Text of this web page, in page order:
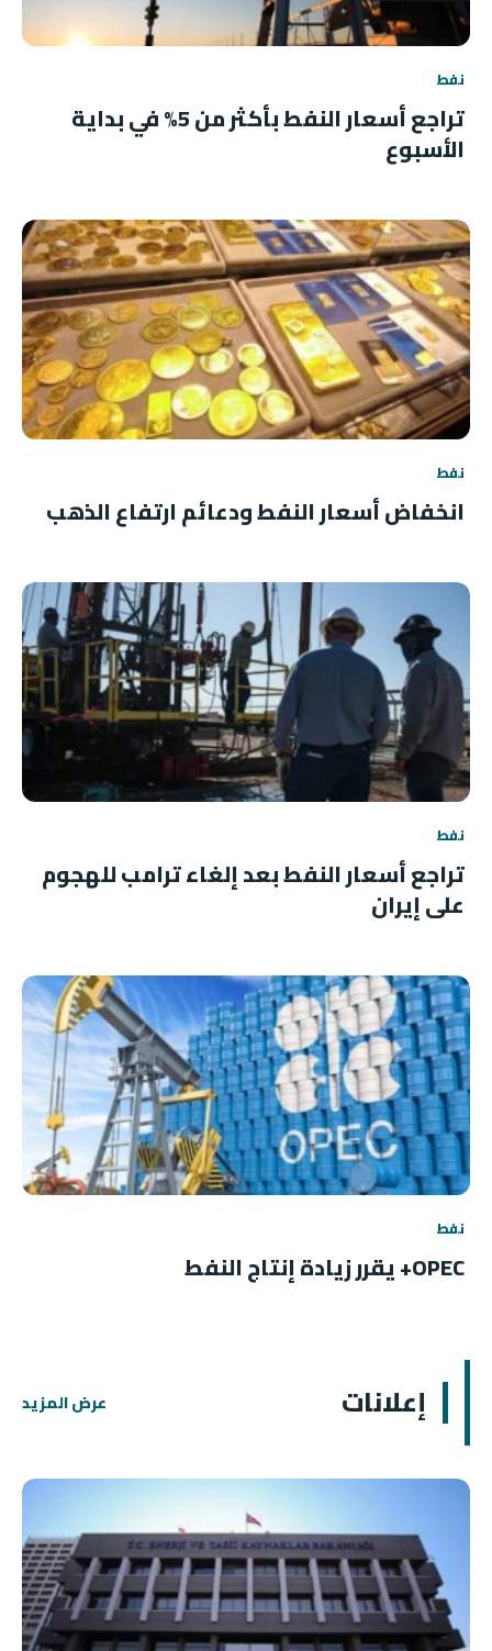
نفط
تراجع أسعار النفط بأكثر من 5% في بداية
الأسبوع
نفط
انخفاض أسعار النفط ودعائم ارتفاع الذهب
نفط
تراجع أسعار النفط بعد إلغاء ترامب للهجوم
على إيران
نفط
OPEC+ يقرر زيادة إنتاج النفط
إعلانات عرض المزيد